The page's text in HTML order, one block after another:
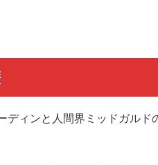
ディンと人間界ミッドガル